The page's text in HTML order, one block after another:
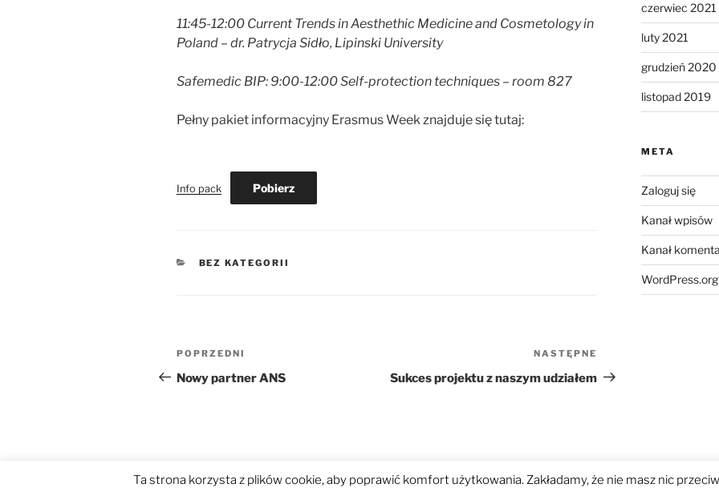
11:45-12:00 Current Trends in Aesthethic Medicine and Cosmetology in
Poland – dr. Patrycja Sidło, Lipinski University
Safemedic BIP: 9:00-12:00 Self-protection techniques – room 827
Pełny pakiet informacyjny Erasmus Week znajduje się tutaj:
Info pack Pobierz
KATEGORIE
BEZ KATEGORII
Nawigacja
wpisu
Poprzedni
wpis
POPRZEDNI
Nowy partner ANS
wpis
NASTĘPNE
Sukces projektu z naszym udziałem
czerwiec 2021
luty 2021
grudzień 2020
listopad 2019
META
Zaloguj się
Kanał wpisów
Kanał
WordPress.org
Ta strona korzysta z plików cookie, aby poprawić komfort użytkowania. Zakładamy, że nie masz nic